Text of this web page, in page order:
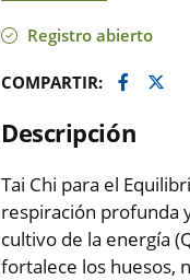
Registro abierto
COMPARTIR:
Descripción
Tai Chi para el
respiración profunda
cultivo de la energía
fortalece los huesos,